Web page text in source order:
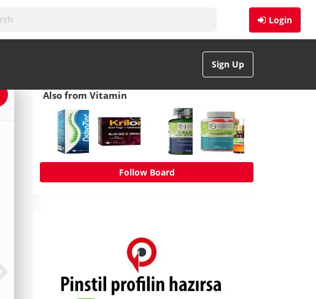
Login
Sign Up
Also from Vitamin
Follow Board